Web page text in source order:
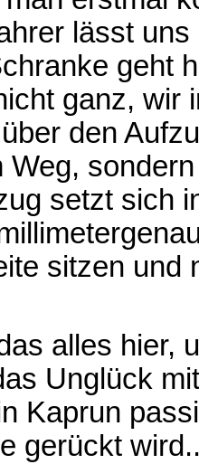
lässt
geht
ganz, wir
den
Weg,
setzt sich
sitzen und
alles hier,
Unglück
Kaprun
gerückt